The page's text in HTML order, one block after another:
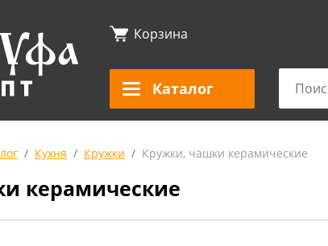
Корзина
Каталог
Кухня Кружки Кружки, чашки керамические
керамические